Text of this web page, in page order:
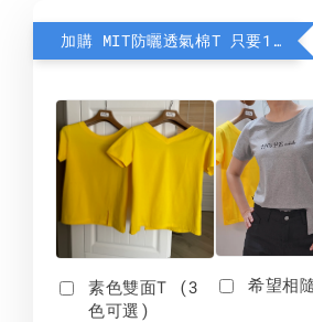
加購 MIT防曬透氣棉T 只要190元
素色雙面T (3
色可選)
希望相